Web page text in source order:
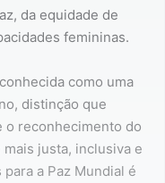
da equidade de
femininas.
como uma
distinção que
o reconhecimento do
justa, inclusiva e
a Paz Mundial é